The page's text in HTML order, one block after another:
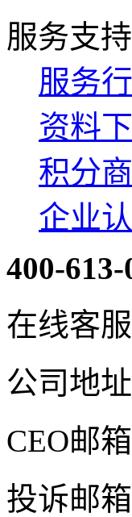
服务支持
服务
资料
积分
企业
400-613-
在线客
公司地
CEO邮
投诉邮